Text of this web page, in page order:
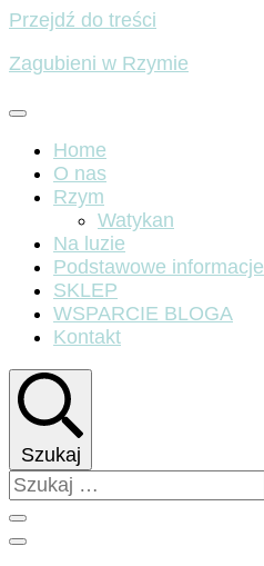
Przejdź do treści
Zagubieni w Rzymie
Home
O nas
Rzym
Watykan
Na luzie
Podstawowe informacje
SKLEP
WSPARCIE BLOGA
Kontakt
Szukaj
Szukaj: